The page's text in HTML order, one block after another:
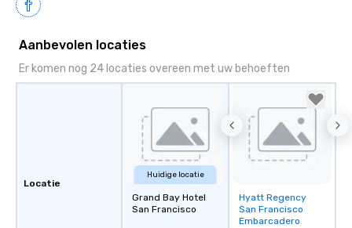
Aanbevolen locaties
Er komen nog 24 locaties overeen met uw behoeften
Locatie
Huidige locatie
Grand Bay Hotel
San Francisco
Removed from
favorites
Hyatt Regency
San Francisco
Embarcadero